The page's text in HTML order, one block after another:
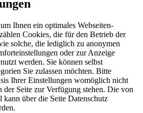
Ihnen ein optimales Webseiten-
Cookies, die für den Betrieb der
solche, die lediglich zu anonymen
oder zur Anzeige
werden. Sie können selbst
Sie zulassen möchten. Bitte
Ihrer Einstellungen womöglich nicht
der Seite zur Verfügung stehen. Die von
über die Seite Datenschutz